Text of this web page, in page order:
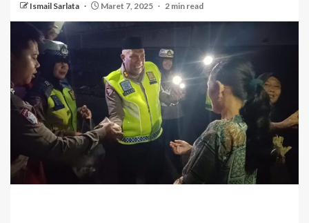
Ismail Sarlata Maret 7, 2025 2 min read